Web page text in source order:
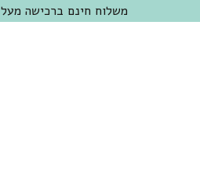
משלוח חינם ברכישה מעל 300 ש"ח | אופציה למשלוח מהיום להיום באזור המרכז | מוזמנים לבקר בחנות בכפר שמריהו